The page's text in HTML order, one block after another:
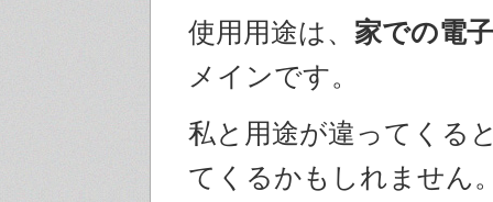
使用用途は、 家での電
メインです。
私と用途が違ってくる
てくるかもしれません